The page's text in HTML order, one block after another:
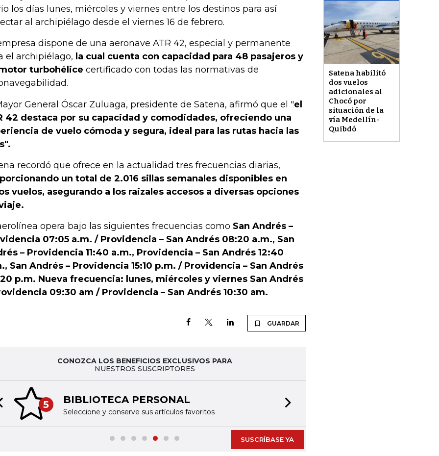
Satena habilitó
dos vuelos
adicionales al
Chocó por
situación de la
vía Medellín-
Quibdó
los días lunes, miércoles y viernes entre los destinos para así
al archipiélago desde el viernes 16 de febrero.
dispone de una aeronave ATR 42, especial y permanente
el archipiélago, la cual cuenta con capacidad para 48 pasajeros y
turbohélice certificado con todas las normativas de
General Óscar Zuluaga, presidente de Satena, afirmó que el "el
42 destaca por su capacidad y comodidades, ofreciendo una
de vuelo cómoda y segura, ideal para las rutas hacia las
recordó que ofrece en la actualidad tres frecuencias diarias,
un total de 2.016 sillas semanales disponibles en
vuelos, asegurando a los raizales accesos a diversas opciones
opera bajo las siguientes frecuencias como San Andrés –
07:05 a.m. / Providencia – San Andrés 08:20 a.m., San
– Providencia 11:40 a.m., Providencia – San Andrés 12:40
San Andrés – Providencia 15:10 p.m. / Providencia – San Andrés
p.m. Nueva frecuencia: lunes, miércoles y viernes San Andrés
09:30 am / Providencia – San Andrés 10:30 am.
GUARDAR
CONOZCA LOS BENEFICIOS EXCLUSIVOS PARA
NUESTROS SUSCRIPTORES
5 BIBLIOTECA PERSONAL
Seleccione y conserve sus artículos favoritos
slide
SUSCRÍBASE YA